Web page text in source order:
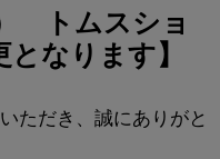
トムスショ
なります】
ただき、誠にありがと